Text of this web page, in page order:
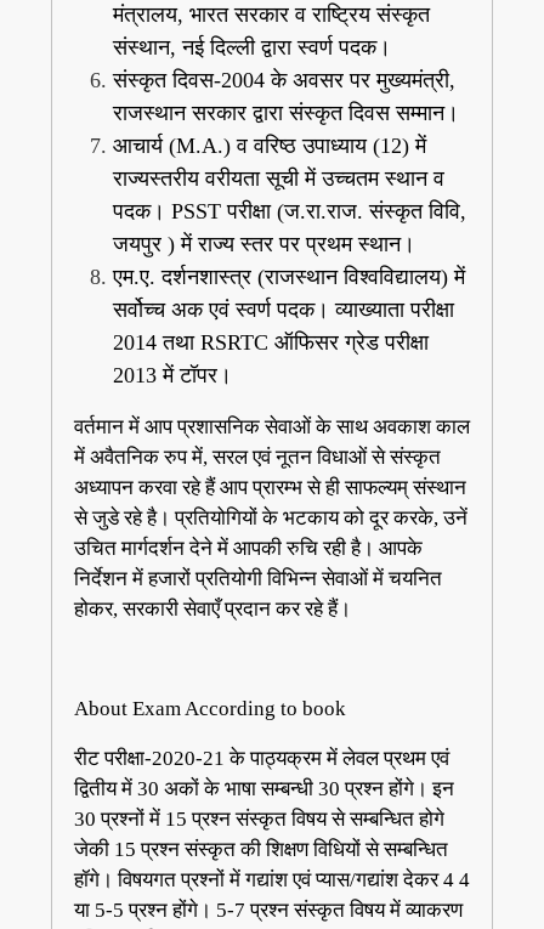
मंत्रालय, भारत सरकार व राष्ट्रिय संस्कृत
संस्थान, नई दिल्ली द्वारा स्वर्ण पदक।
संस्कृत दिवस-2004 के अवसर पर मुख्यमंत्री,
राजस्थान सरकार द्वारा संस्कृत दिवस सम्मान।
आचार्य (M.A.) व वरिष्ठ उपाध्याय (12) में
राज्यस्तरीय वरीयता सूची में उच्चतम स्थान व
पदक। PSST परीक्षा (ज.रा.राज. संस्कृत विवि,
जयपुर ) में राज्य स्तर पर प्रथम स्थान।
एम.ए. दर्शनशास्त्र (राजस्थान विश्वविद्यालय) में
सर्वोच्च अक एवं स्वर्ण पदक। व्याख्याता परीक्षा
2014 तथा RSRTC ऑफिसर ग्रेड परीक्षा
2013 में टॉपर।
वर्तमान में आप प्रशासनिक सेवाओं के साथ अवकाश काल
में अवैतनिक रुप में, सरल एवं नूतन विधाओं से संस्कृत
अध्यापन करवा रहे हैं आप प्रारम्भ से ही साफल्यम् संस्थान
से जुडे रहे है। प्रतियोगियों के भटकाय को दूर करके, उनें
उचित मार्गदर्शन देने में आपकी रुचि रही है। आपके
निर्देशन में हजारों प्रतियोगी विभिन्न सेवाओं में चयनित
होकर, सरकारी सेवाएँ प्रदान कर रहे हैं।
About Exam According to book
रीट परीक्षा-2020-21 के पाठ्यक्रम में लेवल प्रथम एवं
द्वितीय में 30 अकों के भाषा सम्बन्धी 30 प्रश्न होंगे। इन
30 प्रश्नों में 15 प्रश्न संस्कृत विषय से सम्बन्धित होगे
जेकी 15 प्रश्न संस्कृत की शिक्षण विधियों से सम्बन्धित
हॉगे। विषयगत प्रश्नों में गद्यांश एवं प्यास/गद्यांश देकर 4 4
या 5-5 प्रश्न होंगे। 5-7 प्रश्न संस्कृत विषय में व्याकरण